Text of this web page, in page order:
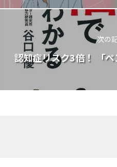
次の
認知症リスク3倍！ 「ペ